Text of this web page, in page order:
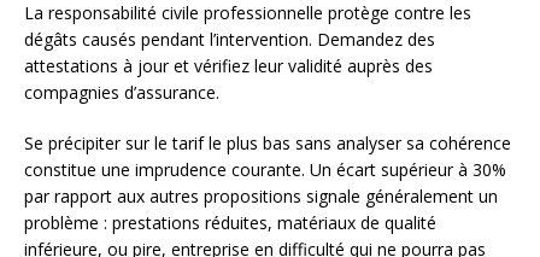
La responsabilité civile professionnelle protège contre les
dégâts causés pendant l’intervention. Demandez des
attestations à jour et vérifiez leur validité auprès des
compagnies d’assurance.
Se précipiter sur le tarif le plus bas sans analyser sa cohérence
constitue une imprudence courante. Un écart supérieur à 30%
par rapport aux autres propositions signale généralement un
problème : prestations réduites, matériaux de qualité
inférieure, ou pire, entreprise en difficulté qui ne pourra pas